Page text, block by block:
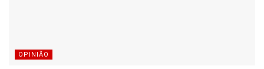
OPINIÃO